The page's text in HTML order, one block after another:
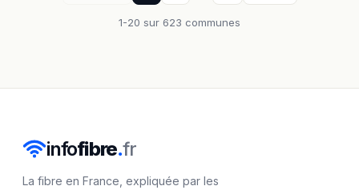
1-20 sur 623 communes
infofibre.fr
La fibre en France, expliquée par les